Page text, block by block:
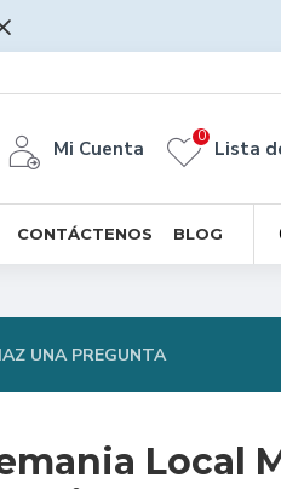
Mi Cuenta Lista
0
CONTÁCTENOS BLOG
UNA PREGUNTA
Local